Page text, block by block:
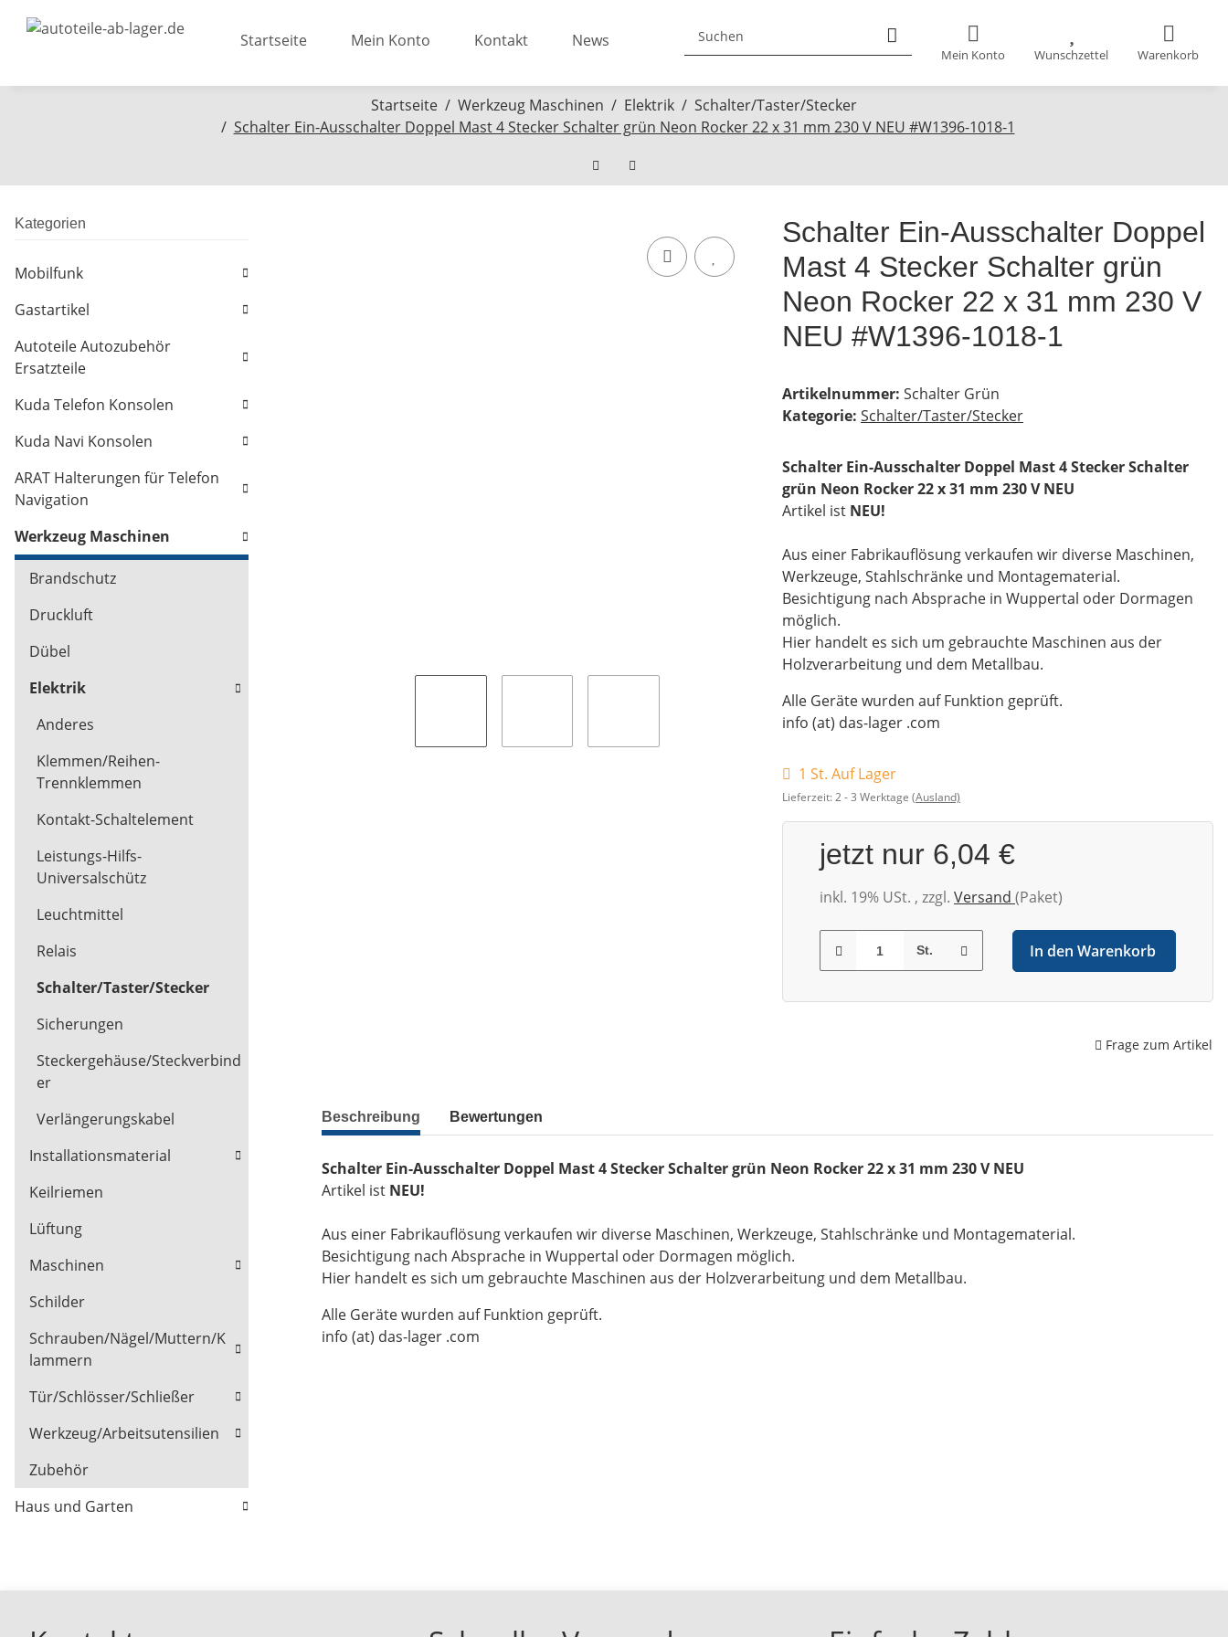
Mein Konto Wunschzettel Warenkorb
Startseite Mein Konto Kontakt News
Startseite Werkzeug Maschinen Elektrik
Schalter/Taster/Stecker
Schalter Ein-Ausschalter Doppel Mast 4 Stecker Schalter grün Neon Rocker 22 x 31 mm 230 V NEU #W1396-1018-1
Schalter Ein-Ausschalter Doppel
Mast 4 Stecker Schalter grün
Neon Rocker 22 x 31 mm 230 V
NEU #W1396-1018-1
Artikelnummer: Schalter Grün
Kategorie: Schalter/Taster/Stecker
Schalter Ein-Ausschalter Doppel Mast 4 Stecker Schalter
grün Neon Rocker 22 x 31 mm 230 V NEU
Artikel ist NEU!
Aus einer Fabrikauflösung verkaufen wir diverse Maschinen,
Werkzeuge, Stahlschränke und Montagematerial.
Besichtigung nach Absprache in Wuppertal oder Dormagen
möglich.
Hier handelt es sich um gebrauchte Maschinen aus der
Holzverarbeitung und dem Metallbau.
Alle Geräte wurden auf Funktion geprüft.
info (at) das-lager .com
1 St. Auf Lager
Lieferzeit:2 - 3 Werktage (Ausland)
jetzt nur 6,04 €
inkl. 19% USt. , zzgl. Versand (Paket)
St. In den Warenkorb
Frage zum Artikel
Beschreibung Bewertungen
Schalter Ein-Ausschalter Doppel Mast 4 Stecker Schalter grün Neon Rocker 22 x 31 mm 230 V NEU
Artikel ist NEU!
Aus einer Fabrikauflösung verkaufen wir diverse Maschinen, Werkzeuge, Stahlschränke und Montagematerial.
Besichtigung nach Absprache in Wuppertal oder Dormagen möglich.
Hier handelt es sich um gebrauchte Maschinen aus der Holzverarbeitung und dem Metallbau.
Alle Geräte wurden auf Funktion geprüft.
info (at) das-lager .com
Kategorien
Mobilfunk
Gastartikel
Autoteile Autozubehör
Ersatzteile
Kuda Telefon Konsolen
Kuda Navi Konsolen
ARAT Halterungen für Telefon
Navigation
Werkzeug Maschinen
Brandschutz
Druckluft
Dübel
Elektrik
Anderes
Klemmen/Reihen-
Trennklemmen
Kontakt-Schaltelement
Leistungs-Hilfs-
Universalschütz
Leuchtmittel
Relais
Schalter/Taster/Stecker
Sicherungen
Steckergehäuse/Steckverbind
er
Verlängerungskabel
Installationsmaterial
Keilriemen
Lüftung
Maschinen
Schilder
Schrauben/Nägel/Muttern/K
lammern
Tür/Schlösser/Schließer
Werkzeug/Arbeitsutensilien
Zubehör
Haus und Garten